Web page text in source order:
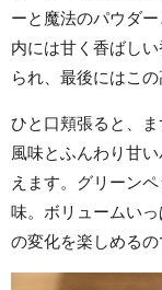
ーと魔法のパウダ
内には甘く香ばし
られ、最後にはこの
ひと口頬張ると、
風味とふんわり甘
えます。グリーン
味。ボリュームい
の変化を楽しめるの